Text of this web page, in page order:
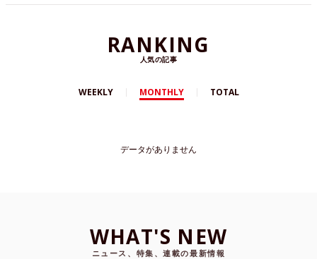
RANKING
人気の記事
WEEKLY MONTHLY TOTAL
データがありません
WHAT'S NEW
ニュース、特集、連載の最新情報